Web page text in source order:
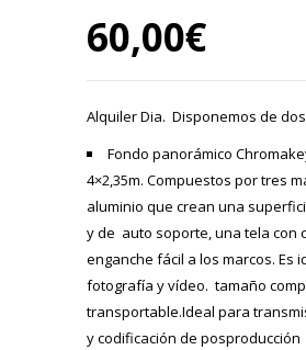
60,00€
Alquiler Dia. Disponemos de
Fondo panorámico
4×2,35m. Compuestos por tres
aluminio que crean una
y de auto soporte, una tela con
enganche fácil a los marcos. Es
fotografía y vídeo. tamaño
transportable.Ideal para
y codificación de posproducción